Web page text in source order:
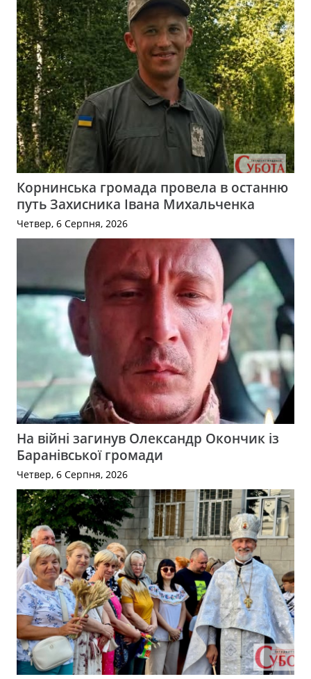
Корнинська громада провела в останню
путь Захисника Івана Михальченка
Четвер, 6 Серпня, 2026
На війні загинув Олександр Окончик із
Баранівської громади
Четвер, 6 Серпня, 2026